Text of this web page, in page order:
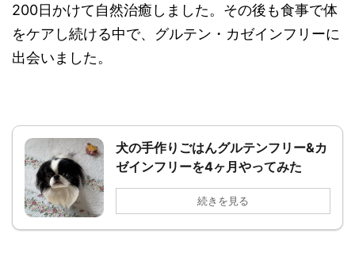
200日かけて自然治癒しました。その後も食事で体
をケアし続ける中で、グルテン・カゼインフリーに
出会いました。
犬の手作りごはんグルテンフリー&カ
ゼインフリーを4ヶ月やってみた
続きを見る